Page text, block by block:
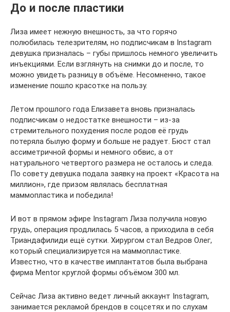
До и после пластики
Лиза имеет нежную внешность, за что горячо
полюбилась телезрителям, но подписчикам в Instagram
девушка призналась – губы пришлось немного увеличить
инъекциями. Если взглянуть на снимки до и после, то
можно увидеть разницу в объёме. Несомненно, такое
изменение пошло красотке на пользу.
Летом прошлого года Елизавета вновь призналась
подписчикам о недостатке внешности – из-за
стремительного похудения после родов её грудь
потеряла былую форму и больше не радует. Бюст стал
ассиметричной формы и немного обвис, а от
натурального четвертого размера не осталось и следа.
По совету девушка подала заявку на проект «Красота на
миллион», где призом являлась бесплатная
маммопластика и победила!
И вот в прямом эфире Instagram Лиза получила новую
грудь, операция продлилась 5 часов, а приходила в себя
Триандафилиди ещё сутки. Хирургом стал Ведров Олег,
который специализируется на маммопластике.
Известно, что в качестве имплантатов была выбрана
фирма Mentor круглой формы объёмом 300 мл.
Сейчас Лиза активно ведет личный аккаунт Instagram,
занимается рекламой брендов в соцсетях и по слухам